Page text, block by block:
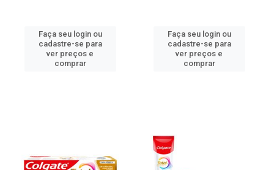
Faça seu login ou
cadastre-se para
ver preços e
comprar
Faça seu login ou
cadastre-se para
ver preços e
comprar